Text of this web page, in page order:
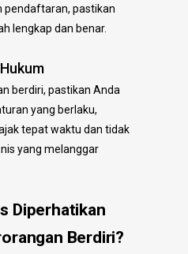
pendaftaran, pastikan
lengkap dan benar.
berdiri, pastikan Anda
yang berlaku,
tepat waktu dan tidak
yang melanggar
Diperhatikan
Berdiri?